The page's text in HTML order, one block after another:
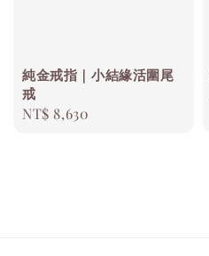
純金戒指｜小結緣活圍尾
戒
Regular
NT$ 8,630